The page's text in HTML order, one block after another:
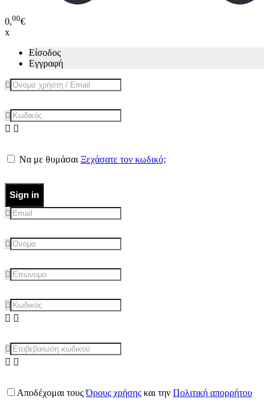
0,00€
x
Είσοδος
Εγγραφή
Να με θυμάσαι Ξεχάσατε τον κωδικό;
Sign in
Αποδέχομαι τουςΌρους χρήσης και την Πολιτική απορρήτου